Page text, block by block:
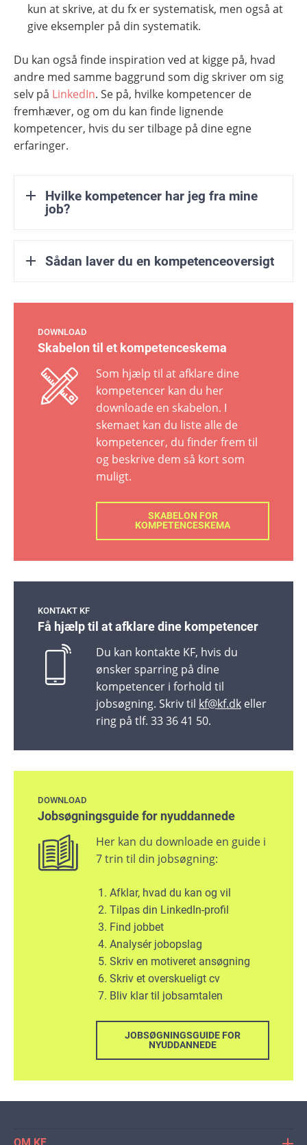
kun at skrive, at du fx er systematisk, men også at
give eksempler på din systematik.
Du kan også finde inspiration ved at kigge på, hvad
andre med samme baggrund som dig skriver om sig
selv på LinkedIn. Se på, hvilke kompetencer de
fremhæver, og om du kan finde lignende
kompetencer, hvis du ser tilbage på dine egne
erfaringer.
Hvilke kompetencer har jeg fra mine
job?
Sådan laver du en kompetenceoversigt
DOWNLOAD
Skabelon til et kompetenceskema
Som hjælp til at afklare dine
kompetencer kan du her
downloade en skabelon. I
skemaet kan du liste alle de
kompetencer, du finder frem til
og beskrive dem så kort som
muligt.
SKABELON FOR
KOMPETENCESKEMA
KONTAKT KF
Få hjælp til at afklare dine kompetencer
Du kan kontakte KF, hvis du
ønsker sparring på dine
kompetencer i forhold til
jobsøgning. Skriv til kf@kf.dk eller
ring på tlf. 33 36 41 50.
DOWNLOAD
Jobsøgningsguide for nyuddannede
Her kan du downloade en guide i
7 trin til din jobsøgning:
Afklar, hvad du kan og vil
Tilpas din LinkedIn-profil
Find jobbet
Analysér jobopslag
Skriv en motiveret ansøgning
Skriv et overskueligt cv
Bliv klar til jobsamtalen
JOBSØGNINGSGUIDE FOR
NYUDDANNEDE